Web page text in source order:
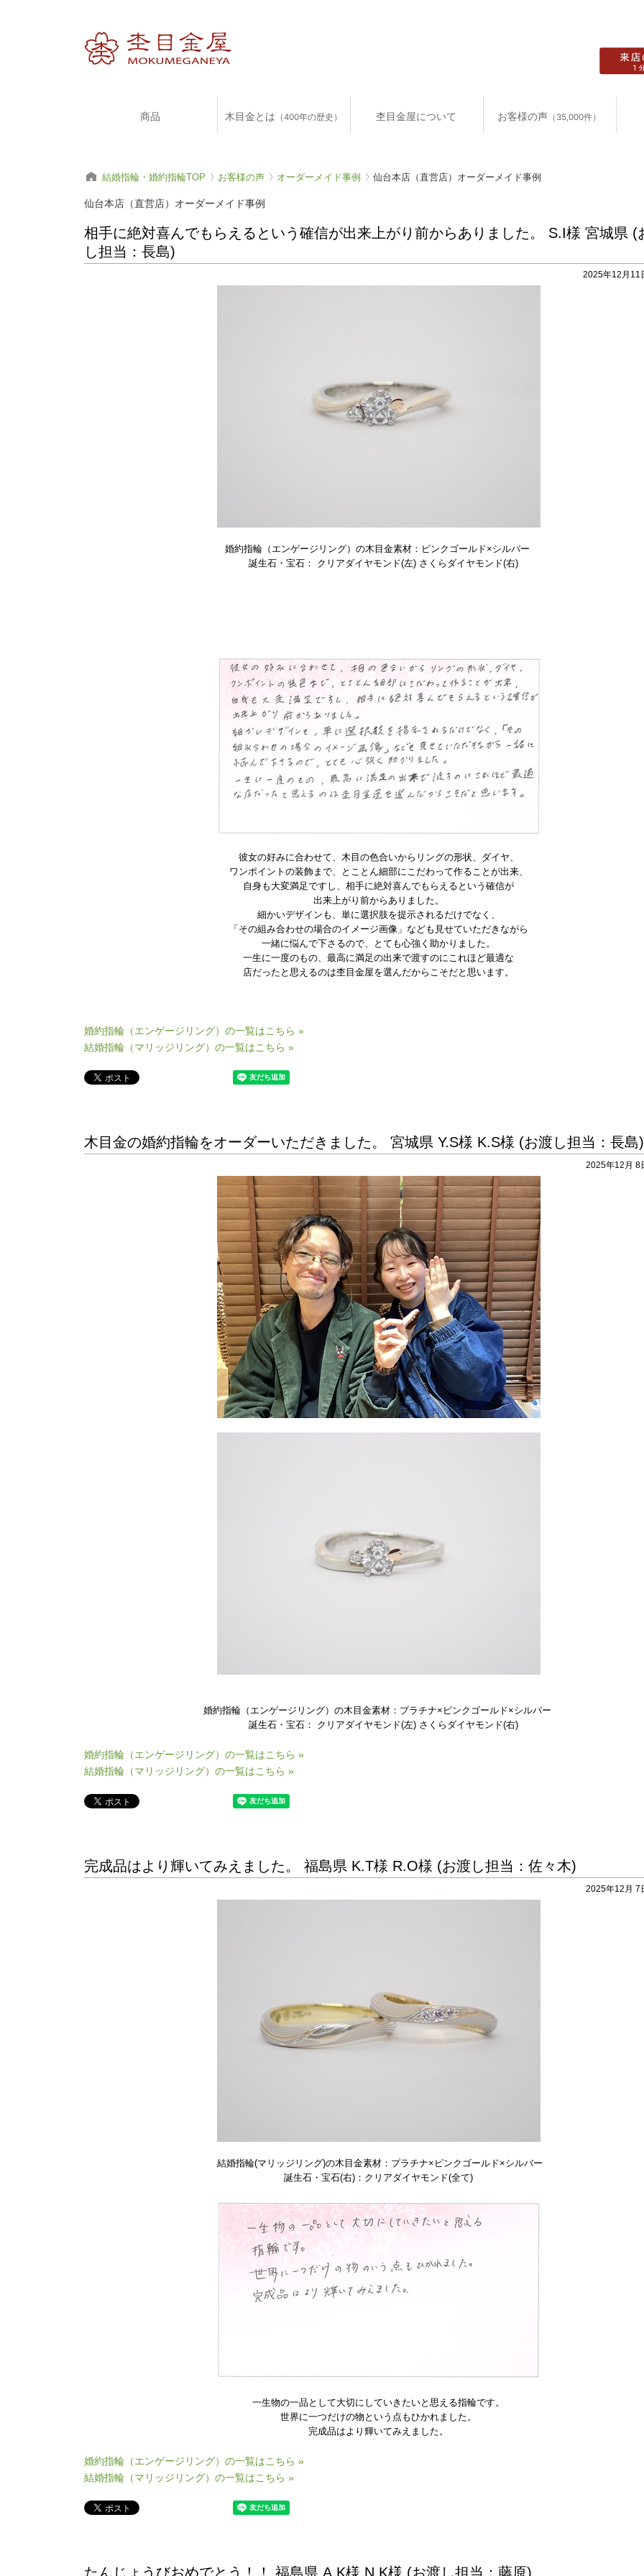
商品 木目金とは （400年の歴史） 杢目金屋について お客様の声 （35,000件）
結婚指輪・婚約指輪TOP お客様の声 オーダーメイド事例 仙台本店（直営店）オーダーメイド事例
仙台本店（直営店）オーダーメイド事例
相手に絶対喜んでもらえるという確信が出来上がり前からありました。 S.I様 宮城県 (
し担当：長島)
2025年12月11
婚約指輪（エンゲージリング）の木目金素材：ピンクゴールド×シルバー
誕生石・ 宝石： クリアダイヤモンド(左) さくらダイヤモンド(右)
彼女の好みに合わせて、木目の色合いからリングの形状、ダイヤ、
ワンポイントの装飾まで、とことん細部にこだわって作ることが出来、
自身も大変満足ですし、相手に絶対喜んでもらえるという確信が
出来上がり前からありました。
細かいデザインも、単に選択肢を提示されるだけでなく、
「その組み合わせの場合のイメージ画像」なども見せていただきながら
一緒に悩んで下さるので、とても心強く助かりました。
一生に一度のもの、最高に満足の出来で渡すのにこれほど最適な
店だったと思えるのは杢目金屋を選んだからこそだと思います。
婚約指輪（エンゲージリング）の一覧はこちら »
結婚指輪（マリッジリング）の一覧はこちら »
木目金の婚約指輪をオーダーいただきました。 宮城県 Y.S様 K.S様 (お渡し担当：長島)
2025年12月 8
婚約指輪（エンゲージリング）の木目金素材：プラチナ×ピンクゴールド×シルバー
誕生石・ 宝石： クリアダイヤモンド(左) さくらダイヤモンド(右)
婚約指輪（エンゲージリング）の一覧はこちら »
結婚指輪（マリッジリング）の一覧はこちら »
完成品はより輝いてみえました。 福島県 K.T様 R.O様 (お渡し担当：佐々木)
2025年12月 7
結婚指輪(マリッジリング)の木目金素材： プラチナ×ピンクゴールド×シルバー
誕生石・宝石(右)：クリアダイヤモンド(全て)
一生物の一品として大切にしていきたいと思える指輪です。
世界に一つだけの物という点もひかれました。
完成品はより輝いてみえました。
婚約指輪（エンゲージリング）の一覧はこちら »
結婚指輪（マリッジリング）の一覧はこちら »
たんじょうびおめでとう！！ 福島県 A.K様 N.K様 (お渡し担当：藤原)